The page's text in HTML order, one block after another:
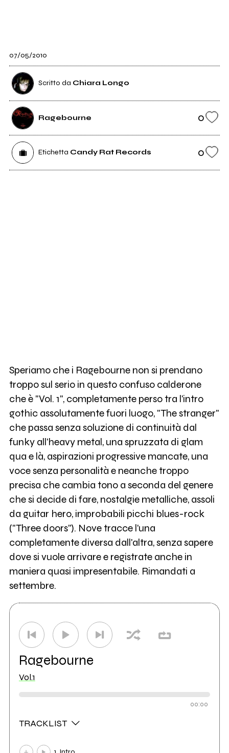
07/05/2010
Scritto da Chiara Longo
Ragebourne 0
Etichetta Candy Rat Records 0
Speriamo che i Ragebourne non si prendano
troppo sul serio in questo confuso calderone
che è "Vol. 1", completamente perso tra l'intro
gothic assolutamente fuori luogo, "The stranger"
che passa senza soluzione di continuità dal
funky all'heavy metal, una spruzzata di glam
qua e là, aspirazioni progressive mancate, una
voce senza personalità e neanche troppo
precisa che cambia tono a seconda del genere
che si decide di fare, nostalgie metalliche, assoli
da guitar hero, improbabili picchi blues-rock
("Three doors"). Nove tracce l'una
completamente diversa dall'altra, senza sapere
dove si vuole arrivare e registrate anche in
maniera quasi impresentabile. Rimandati a
settembre.
Ragebourne
Vol.1
00:00
TRACKLIST